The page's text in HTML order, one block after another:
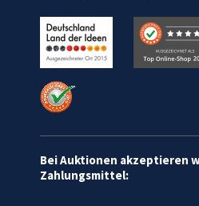
Bei Auktionen akzeptieren
Zahlungsmittel: